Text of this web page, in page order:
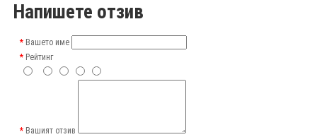
Напишете отзив
Вашето име
Рейтинг
Вашият отзив